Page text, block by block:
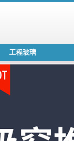
工程玻璃